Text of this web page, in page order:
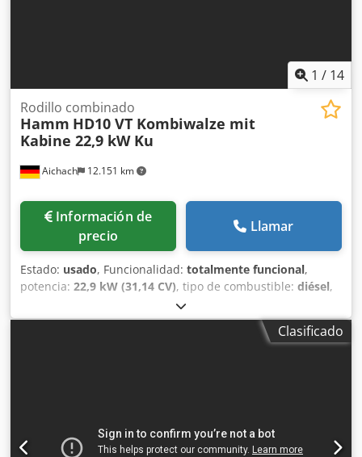
considerando otras opciones de equipos? Ofrecemos
herramientas y recursos útiles para todos los propietarios
y operadores de equipos, fácilmente accesibles en nuestra
plataforma.
1 / 14
Aichach 12.151 km
Rodillo combinado
Hamm HD10 VT Kombiwalze mit
Kabine 22,9 kW Ku
Información de
precio
Llamar
Estado: usado, Funcionalidad: totalmente funcional,
potencia: 22,9 kW (31,14 CV), tipo de combustible: diésel,
, peso operativo:
fabricación:2016, horas de funcionamiento:6.100 h,
, Hamm HD10 VT rodillo combinado
Clasificado